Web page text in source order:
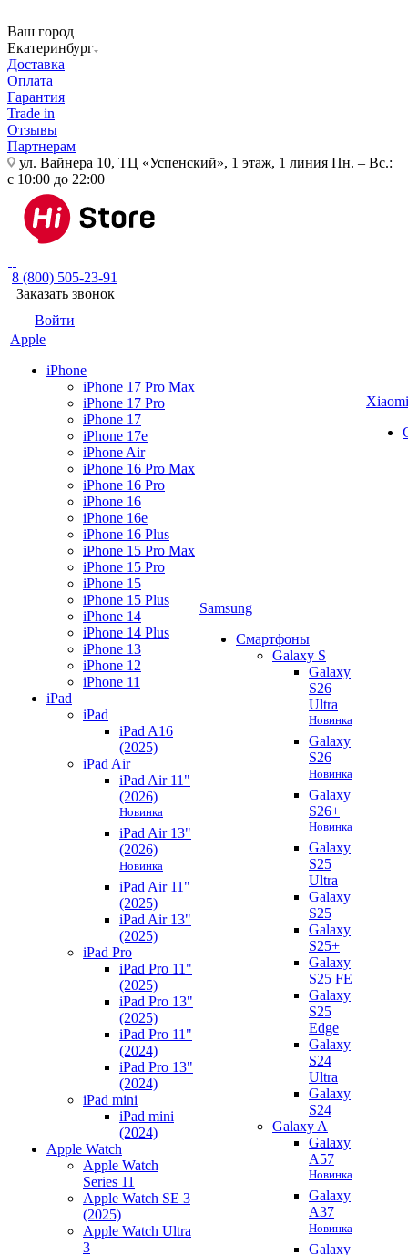
Ваш город
Екатеринбург
Доставка
Оплата
Гарантия
Trade in
Отзывы
Партнерам
ул. Вайнера 10, ТЦ «Успенский», 1 этаж, 1 линия Пн. – Вс.:
с 10:00 до 22:00
8 (800) 505-23-91
Заказать звонок
Войти
Apple
iPhone
iPhone 17 Pro Max
iPhone 17 Pro
iPhone 17
iPhone 17e
iPhone Air
iPhone 16 Pro Max
iPhone 16 Pro
iPhone 16
iPhone 16e
iPhone 16 Plus
iPhone 15 Pro Max
iPhone 15 Pro
iPhone 15
iPhone 15 Plus
iPhone 14
iPhone 14 Plus
iPhone 13
iPhone 12
iPhone 11
iPad
iPad
iPad A16
(2025)
iPad Air
iPad Air 11"
(2026)
Новинка
iPad Air 13"
(2026)
Новинка
iPad Air 11"
(2025)
iPad Air 13"
(2025)
iPad Pro
iPad Pro 11"
(2025)
iPad Pro 13"
(2025)
iPad Pro 11"
(2024)
iPad Pro 13"
(2024)
iPad mini
iPad mini
(2024)
Apple Watch
Apple Watch
Series 11
Apple Watch SE 3
(2025)
Apple Watch Ultra
3
Samsung
Смартфоны
Galaxy S
Galaxy
S26
Ultra
Новинка
Galaxy
S26
Новинка
Galaxy
S26+
Новинка
Galaxy
S25
Ultra
Galaxy
S25
Galaxy
S25+
Galaxy
S25 FE
Galaxy
S25
Edge
Galaxy
S24
Ultra
Galaxy
S24
Galaxy A
Galaxy
A57
Новинка
Galaxy
A37
Новинка
Galaxy
Xiaomi